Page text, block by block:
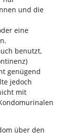
und die
eine
benutzt,
genügend
jedoch
mit
über den